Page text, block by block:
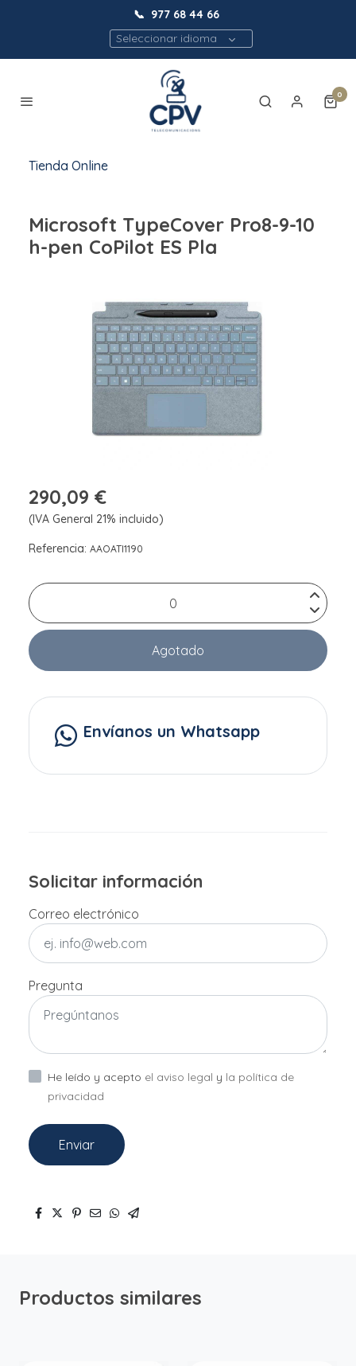
📞 977 68 44 66
Seleccionar idioma
0
Tienda Online
Microsoft TypeCover Pro8-9-10
h-pen CoPilot ES Pla
290,09 €
(IVA General 21% incluido)
Referencia: AAOATI1190
Agotado
Envíanos un Whatsapp
Solicitar información
Correo electrónico
Pregunta
He leído y acepto el aviso legal y la política de
privacidad
Enviar
Productos similares